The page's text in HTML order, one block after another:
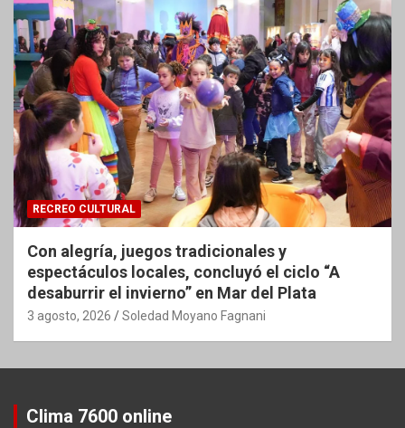
RECREO CULTURAL
Con alegría, juegos tradicionales y
espectáculos locales, concluyó el ciclo “A
desaburrir el invierno” en Mar del Plata
3 agosto, 2026 Soledad Moyano Fagnani
Clima 7600 online